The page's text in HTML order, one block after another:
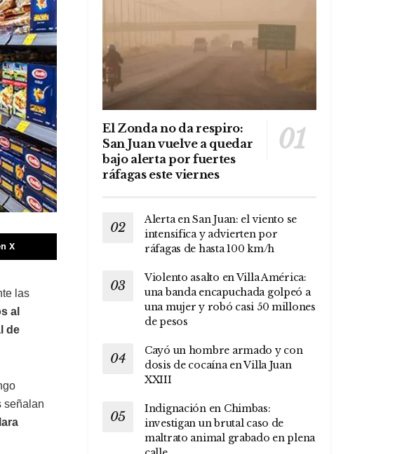
X
las
al
de
señalan
El Zonda no da respiro:
San Juan vuelve a quedar
bajo alerta por fuertes
ráfagas este viernes
Alerta en San Juan: el viento se
intensifica y advierten por
ráfagas de hasta 100 km/h
Violento asalto en Villa América:
una banda encapuchada golpeó a
una mujer y robó casi 50 millones
de pesos
Cayó un hombre armado y con
dosis de cocaína en Villa Juan
XXIII
Indignación en Chimbas:
investigan un brutal caso de
maltrato animal grabado en plena